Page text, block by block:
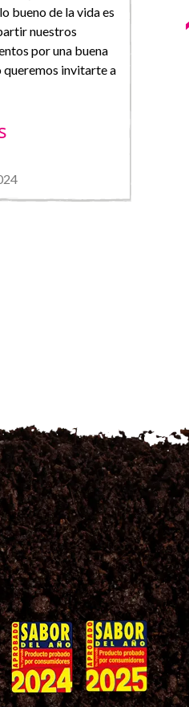
bueno de la vida es
nuestros
por una buena
queremos invitarte a